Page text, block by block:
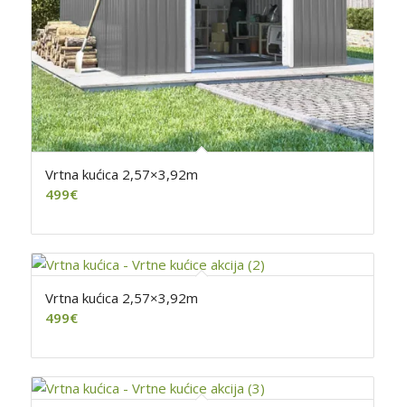
Vrtna kućica 2,57×3,92m
499€
Vrtna kućica 2,57×3,92m
499€